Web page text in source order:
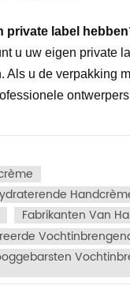
private label
u uw eigen private
Als u de verpakking
Fabrikanten Van